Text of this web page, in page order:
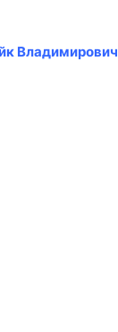
Владимирович